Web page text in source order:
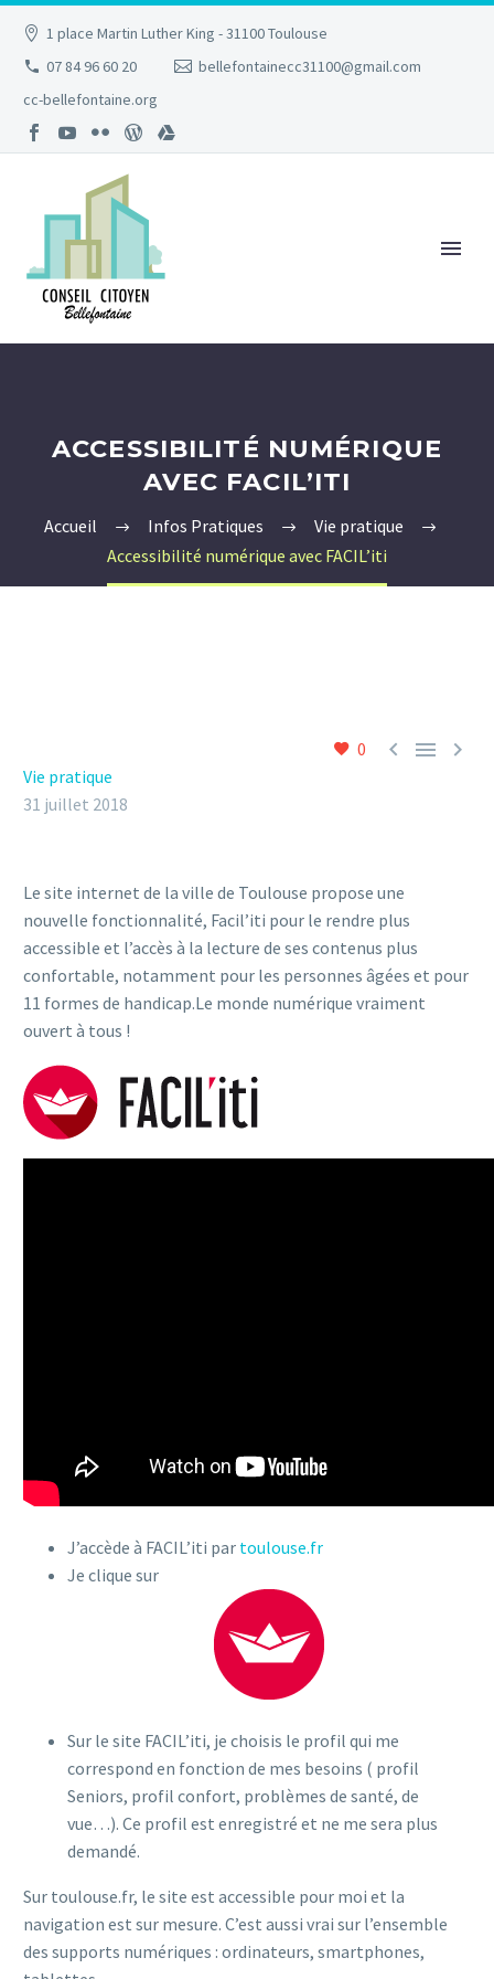
1 place Martin Luther King - 31100 Toulouse
07 84 96 60 20
bellefontainecc31100@gmail.com
cc-bellefontaine.org
ACCESSIBILITÉ NUMÉRIQUE
AVEC FACIL’ITI
Accueil Infos Pratiques
Vie pratique
Accessibilité numérique avec FACIL’iti
0   
Vie pratique
31 juillet 2018
Le site internet de la ville de Toulouse propose une
nouvelle fonctionnalité, Facil’iti pour le rendre plus
accessible et l’accès à la lecture de ses contenus plus
confortable, notamment pour les personnes âgées et pour
11 formes de handicap.Le monde numérique vraiment
ouvert à tous !
J’accède à FACIL’iti par toulouse.fr
Je clique sur
Sur le site FACIL’iti, je choisis le profil qui me
correspond en fonction de mes besoins ( profil
Seniors, profil confort, problèmes de santé, de
vue…). Ce profil est enregistré et ne me sera plus
demandé.
Sur toulouse.fr, le site est accessible pour moi et la
navigation est sur mesure. C’est aussi vrai sur l’ensemble
des supports numériques : ordinateurs, smartphones,